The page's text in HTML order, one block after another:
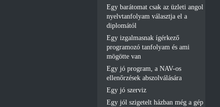
Egy barátomat csak az üzleti angol
nyelvtanfolyam választja el a
diplomától
Egy izgalmasnak ígérkező
programozó tanfolyam és ami
mögötte van
Egy jó program, a NAV-os
ellenőrzések abszolválására
Egy jó szerviz
Egy jól szigetelt házban még a gép